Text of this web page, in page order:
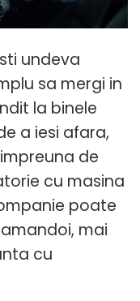
undeva
sa mergi in
la binele
a iesi afara,
de
cu masina
poate
mai
cu